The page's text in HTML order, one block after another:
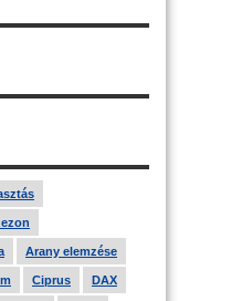
Arany elemzése
Ciprus DAX